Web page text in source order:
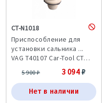
CT-N1018
Приспособление для
установки сальника ...
VAG T40107 Car-Tool CT…
5 900₽ 3 094₽
Нет в наличии